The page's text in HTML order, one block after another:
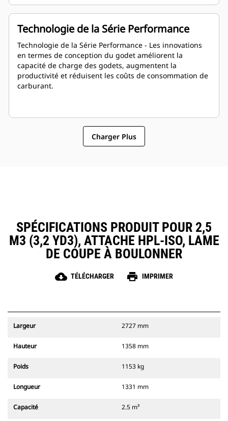
Technologie de la Série Performance
Technologie de la Série Performance - Les innovations
en termes de conception du godet améliorent la
capacité de charge des godets, augmentent la
productivité et réduisent les coûts de consommation de
carburant.
Charger Plus
SPÉCIFICATIONS PRODUIT POUR 2,5
M3 (3,2 YD3), ATTACHE HPL-ISO, LAME
DE COUPE À BOULONNER
cloud_download TÉLÉCHARGER print IMPRIMER
Largeur 2727 mm
Hauteur 1358 mm
Poids 1153 kg
Longueur 1331 mm
Capacité 2.5 m³